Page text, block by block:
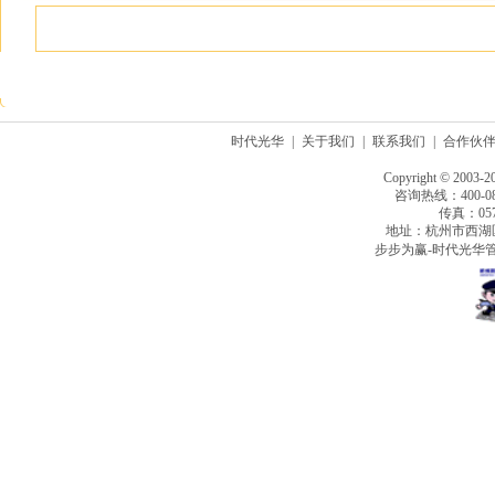
时代光华 关于我们 联系我们 合作伙伴
Copyright © 2003-
咨询热线：400-
传真：
地址：杭州市西
步步为赢-时代光华